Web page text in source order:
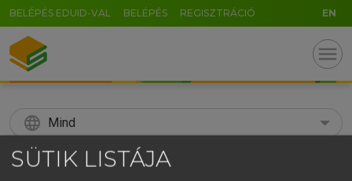
BELÉPÉS EDUID-VAL BELÉPÉS REGISZTRÁCIÓ EN
menu
language Mind
search
SÜTIK LISTÁJA